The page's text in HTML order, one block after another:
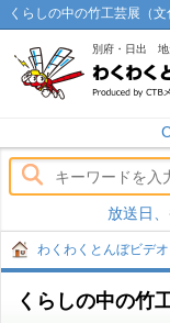
くらしの中の竹工芸展（文
別府・日出 地
放送日
わくわくとんぼビデオ
くらしの中の竹